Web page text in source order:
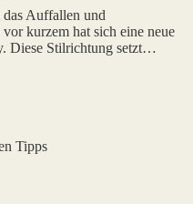
Auffallen und
kurzem hat sich eine neue
Diese Stilrichtung setzt…